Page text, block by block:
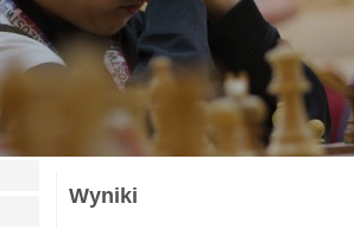
Wyniki